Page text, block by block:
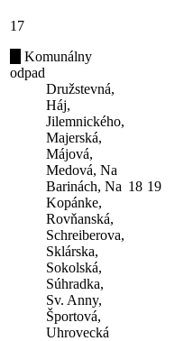
17
Komunálny
odpad
Družstevná,
Háj,
Jilemnického,
Majerská,
Májová,
Medová, Na
Barinách, Na
Kopánke,
Rovňanská,
Schreiberova,
Sklárska,
Sokolská,
Súhradka,
Sv. Anny,
Športová,
Uhrovecká
18 19